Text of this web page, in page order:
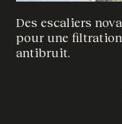
Des escaliers
pour une filtration
antibruit.